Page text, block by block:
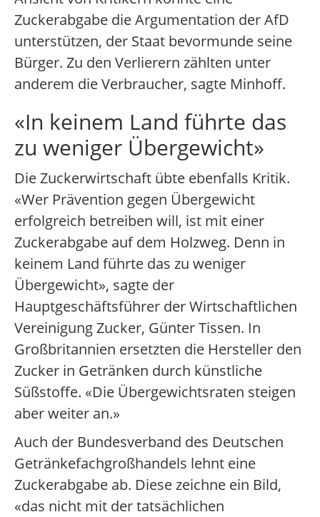
Zuckerabgabe die Argumentation der AfD
unterstützen, der Staat bevormunde seine
Bürger. Zu den Verlierern zählten unter
anderem die Verbraucher, sagte Minhoff.
«In keinem Land führte das
zu weniger Übergewicht»
Die Zuckerwirtschaft übte ebenfalls Kritik.
«Wer Prävention gegen Übergewicht
erfolgreich betreiben will, ist mit einer
Zuckerabgabe auf dem Holzweg. Denn in
keinem Land führte das zu weniger
Übergewicht», sagte der
Hauptgeschäftsführer der Wirtschaftlichen
Vereinigung Zucker, Günter Tissen. In
Großbritannien ersetzten die Hersteller den
Zucker in Getränken durch künstliche
Süßstoffe. «Die Übergewichtsraten steigen
aber weiter an.»
Auch der Bundesverband des Deutschen
Getränkefachgroßhandels lehnt eine
Zuckerabgabe ab. Diese zeichne ein Bild,
«das nicht mit der tatsächlichen